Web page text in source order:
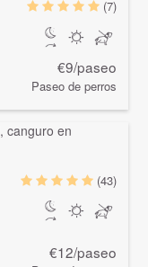
(7)
€9/paseo
Paseo de perros
(43)
€12/paseo